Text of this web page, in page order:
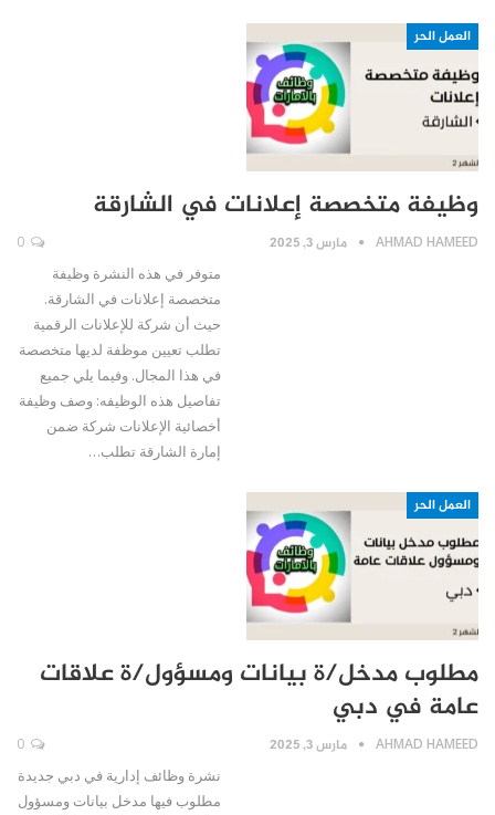
العمل الحر
وظيفة متخصصة إعلانات في الشارقة
AHMAD HAMEED مارس 3, 2025
متوفر في هذه النشرة وظيفة
متخصصة إعلانات في الشارقة.
حيث أن شركة للإعلانات الرقمية
تطلب تعيين موظفة لديها متخصصة
في هذا المجال. وفيما يلي جميع
تفاصيل هذه الوظيفه: وصف وظيفة
أخصائية الإعلانات شركة ضمن
إمارة الشارقة تطلب…
العمل الحر
مطلوب مدخل/ة بيانات ومسؤول/ة علاقات
عامة في دبي
AHMAD HAMEED مارس 3, 2025
نشرة وظائف إدارية في دبي جديدة
مطلوب فيها مدخل بيانات ومسؤول